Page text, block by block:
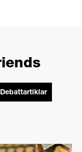
Debattartiklar